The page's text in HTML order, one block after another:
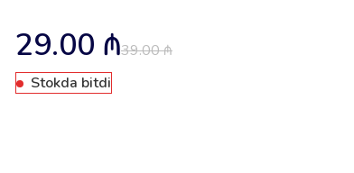
39.00₼
29.00 ₼
Stokda bitdi